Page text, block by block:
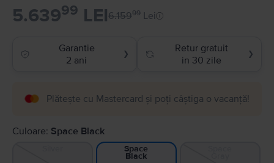
5.63999 LEI6.15999 Lei
Garantie
2 ani
❯
Retur gratuit
in 30 zile
❯
Plătește cu Mastercard și poți câștiga o vacanță!
Culoare: Space Black
Space
Black